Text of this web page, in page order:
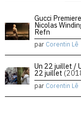
Gucci
Nicolas
Refn
par Corentin Lê
Un 22 juillet /
22 juillet
par Corentin Lê